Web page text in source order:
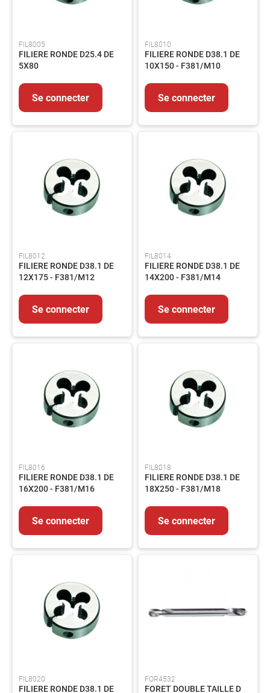
CONTROLE
Traçage
EQUIPEMENTS
Signalisation
Echelle
-
Barrière
Manutention
Assainissement
Automobile
Autres
Equipements
Electricité
revêtement
Colles-
Adhésifs-
Lubrifiants-
HYGIENE
-
PRODUITS
D'ENTRETIEN
Nettoyant
Essuyage
Collecte
des
déchets
PRODUITS
CHIMIQUES
FIL8005
FILIERE RONDE D25.4 DE
5X80
Se connecter
FIL8010
FILIERE RONDE D38.1 DE
10X150 - F381/M10
Se connecter
FIL8012
FILIERE RONDE D38.1 DE
12X175 - F381/M12
Se connecter
FIL8014
FILIERE RONDE D38.1 DE
14X200 - F381/M14
Se connecter
FIL8016
FILIERE RONDE D38.1 DE
16X200 - F381/M16
Se connecter
FIL8018
FILIERE RONDE D38.1 DE
18X250 - F381/M18
Se connecter
FIL8020
FILIERE RONDE D38.1 DE
FOR4532
FORET DOUBLE TAILLE D